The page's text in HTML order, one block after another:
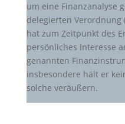
um eine Finanzanalyse
delegierten Verordnung
hat zum Zeitpunkt des
persönliches Interesse
genannten
insbesondere hält er
solche veräußern.